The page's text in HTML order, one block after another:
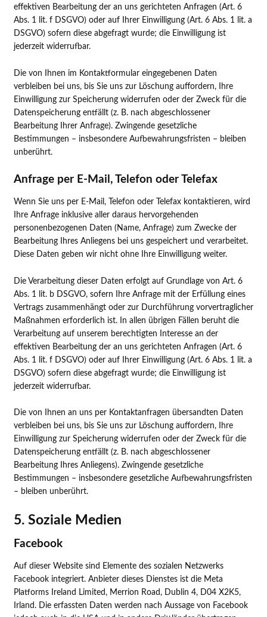
effektiven Bearbeitung der an uns gerichteten Anfragen (Art. 6
Abs. 1 lit. f DSGVO) oder auf Ihrer Einwilligung (Art. 6 Abs. 1 lit. a
DSGVO) sofern diese abgefragt wurde; die Einwilligung ist
jederzeit widerrufbar.
Die von Ihnen im Kontaktformular eingegebenen Daten
verbleiben bei uns, bis Sie uns zur Löschung auffordern, Ihre
Einwilligung zur Speicherung widerrufen oder der Zweck für die
Datenspeicherung entfällt (z. B. nach abgeschlossener
Bearbeitung Ihrer Anfrage). Zwingende gesetzliche
Bestimmungen – insbesondere Aufbewahrungsfristen – bleiben
unberührt.
Anfrage per E-Mail, Telefon oder Telefax
Wenn Sie uns per E-Mail, Telefon oder Telefax kontaktieren, wird
Ihre Anfrage inklusive aller daraus hervorgehenden
personenbezogenen Daten (Name, Anfrage) zum Zwecke der
Bearbeitung Ihres Anliegens bei uns gespeichert und verarbeitet.
Diese Daten geben wir nicht ohne Ihre Einwilligung weiter.
Die Verarbeitung dieser Daten erfolgt auf Grundlage von Art. 6
Abs. 1 lit. b DSGVO, sofern Ihre Anfrage mit der Erfüllung eines
Vertrags zusammenhängt oder zur Durchführung vorvertraglicher
Maßnahmen erforderlich ist. In allen übrigen Fällen beruht die
Verarbeitung auf unserem berechtigten Interesse an der
effektiven Bearbeitung der an uns gerichteten Anfragen (Art. 6
Abs. 1 lit. f DSGVO) oder auf Ihrer Einwilligung (Art. 6 Abs. 1 lit. a
DSGVO) sofern diese abgefragt wurde; die Einwilligung ist
jederzeit widerrufbar.
Die von Ihnen an uns per Kontaktanfragen übersandten Daten
verbleiben bei uns, bis Sie uns zur Löschung auffordern, Ihre
Einwilligung zur Speicherung widerrufen oder der Zweck für die
Datenspeicherung entfällt (z. B. nach abgeschlossener
Bearbeitung Ihres Anliegens). Zwingende gesetzliche
Bestimmungen – insbesondere gesetzliche Aufbewahrungsfristen
– bleiben unberührt.
5. Soziale Medien
Facebook
Auf dieser Website sind Elemente des sozialen Netzwerks
Facebook integriert. Anbieter dieses Dienstes ist die Meta
Platforms Ireland Limited, Merrion Road, Dublin 4, D04 X2K5,
Irland. Die erfassten Daten werden nach Aussage von Facebook